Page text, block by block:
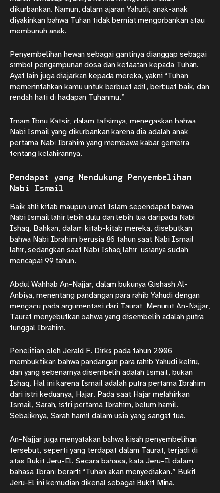
dikurbankan. Namun, dalam ajaran Yahudi, anak-anak
diyakinkan bahwa Tuhan tidak berniat mengorbankan atau
membunuh anak.
Penyembelihan hewan sebagai gantinya dianggap sebagai
simbol pengampunan dosa dan ketaatan kepada Tuhan.
Ayat lain juga diajarkan kepada mereka, yakni “Tuhan
memerintahkan kamu untuk berbuat adil, berbuat baik, dan
rendah hati di hadapan Tuhanmu.”
Imam Ibnu Katsir, dalam tafsirnya, menegaskan bahwa
Nabi Ismail yang dikurbankan karena dia adalah anak
pertama Nabi Ibrahim yang membawa kabar gembira
tentang kelahirannya.
Pendapat yang Mendukung Penyembelihan
Nabi Ismail
Baik ahli kitab maupun umat Islam sependapat bahwa
Nabi Ismail lahir lebih dulu dan lebih tua daripada Nabi
Ishaq. Bahkan, dalam kitab-kitab mereka, disebutkan
bahwa Nabi Ibrahim berusia 86 tahun saat Nabi Ismail
lahir, sedangkan saat Nabi Ishaq lahir, usianya sudah
mencapai 99 tahun.
Abdul Wahhab An-Najjar, dalam bukunya Qishash Al-
Anbiya, menentang pandangan para rahib Yahudi dengan
mengacu pada argumentasi dari Taurat. Menurut An-Najjar,
Taurat menyebutkan bahwa yang disembelih adalah putra
tunggal Ibrahim.
Penelitian oleh Jerald F. Dirks pada tahun 2006
membuktikan bahwa pandangan para rahib Yahudi keliru,
dan yang sebenarnya disembelih adalah Ismail, bukan
Ishaq. Hal ini karena Ismail adalah putra pertama Ibrahim
dari istri keduanya, Hajar. Pada saat Hajar melahirkan
Ismail, Sarah, istri pertama Ibrahim, belum hamil.
Sebaliknya, Sarah hamil dalam usia yang sangat tua.
An-Najjar juga menyatakan bahwa kisah penyembelihan
tersebut, seperti yang terdapat dalam Taurat, terjadi di
atas Bukit Jeru-El. Secara bahasa, kata Jeru-El dalam
bahasa Ibrani berarti “Tuhan akan menyediakan.” Bukit
Jeru-El ini kemudian dikenal sebagai Bukit Mina.